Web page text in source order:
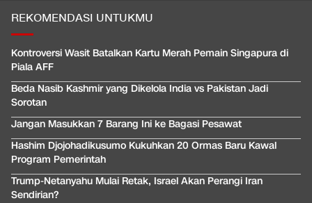
REKOMENDASI UNTUKMU
Kontroversi Wasit Batalkan Kartu Merah Pemain Singapura di
Piala AFF
Beda Nasib Kashmir yang Dikelola India vs Pakistan Jadi
Sorotan
Jangan Masukkan 7 Barang Ini ke Bagasi Pesawat
Hashim Djojohadikusumo Kukuhkan 20 Ormas Baru Kawal
Program Pemerintah
Trump-Netanyahu Mulai Retak, Israel Akan Perangi Iran
Sendirian?